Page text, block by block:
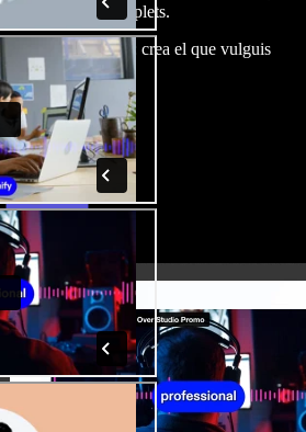
multimèdia complets.
tot al navegador: crea el que vulguis